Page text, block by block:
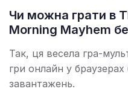
Чи можна грати в
Morning Mayhem
Так, ця весела гра-
гри онлайн у браузерах
завантажень.